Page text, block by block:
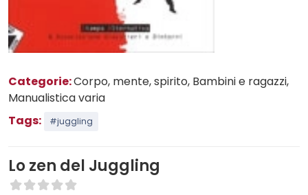
Categorie:Corpo, mente, spirito, Bambini e ragazzi,
Manualistica varia
Tags:
#juggling
Lo zen del Juggling